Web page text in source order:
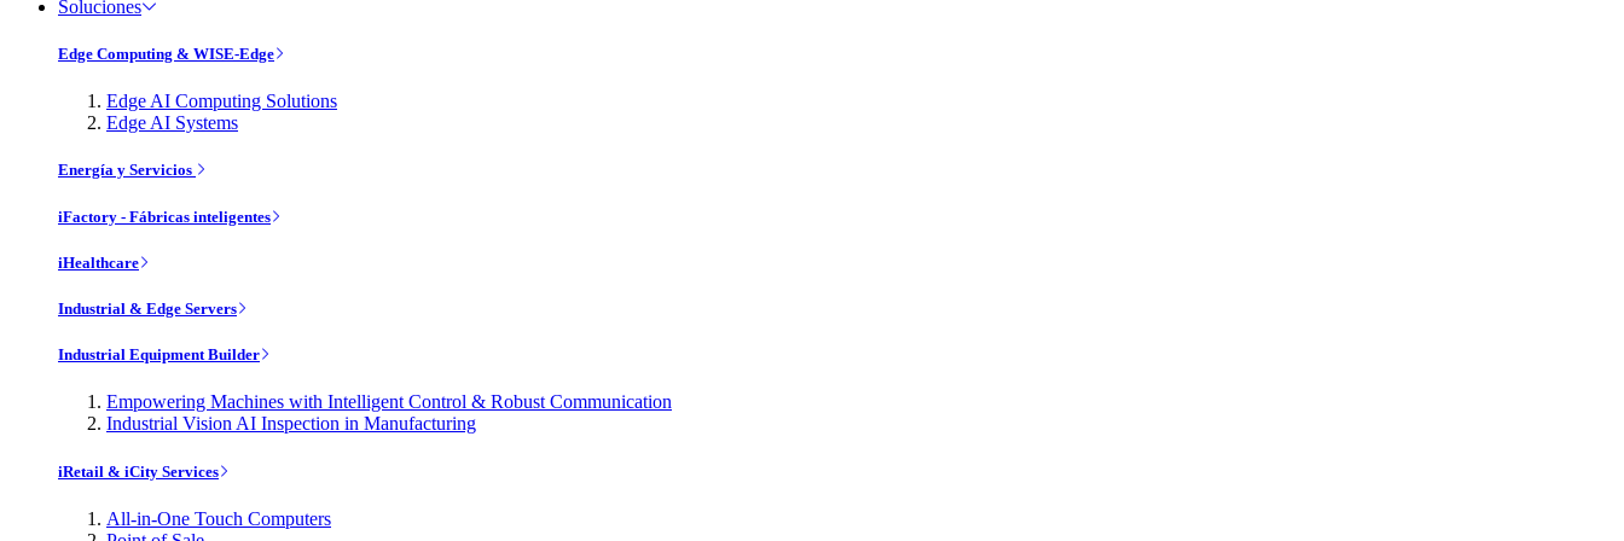
Soluciones
Edge Computing & WISE-Edge
Edge AI Computing Solutions
Edge AI Systems
Energía y Servicios
iFactory - Fábricas inteligentes
iHealthcare
Industrial & Edge Servers
Industrial Equipment Builder
Empowering Machines with Intelligent Control & Robust Communication
Industrial Vision AI Inspection in Manufacturing
iRetail & iCity Services
All-in-One Touch Computers